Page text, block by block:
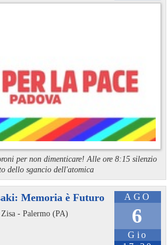
per non dimenticare! Alle ore 8:15 silenzio
dello sgancio dell'atomica
AGO
6
Gio
Memoria è Futuro
- Palermo (PA)